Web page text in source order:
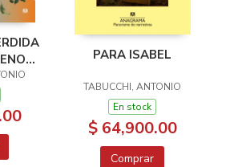
PARA ISABEL
TABUCCHI, ANTONIO
En stock
$ 64,900.00
Comprar